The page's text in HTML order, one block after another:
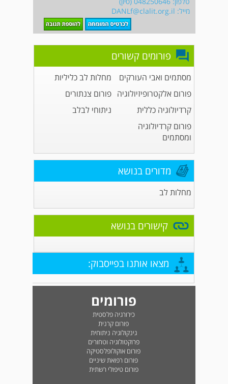
מייל: DANLf@clalit.org.il
פורומים קשורים
מסתמים ואבי העורקים
מחלות לב כליליות
פורום אלקטרופיזיולוגיה פורום צנתורים
קרדיולוגיה כללית
ניתוחי לבלב
פורום קרדיולוגיה
ומסתמים
מדורים בנושא
מחלות לב
קישורים בנושא
מצאו אותנו בפייסבוק:
פורומים
כירורגיה פלסטית
פורום קרנית
גינקולוגיה ניתוחית
פרוקטולוגיה וטחורים
פורום אוקולופלסטיקה
פורום רפואת שיניים
פורום טיפולי רשתית